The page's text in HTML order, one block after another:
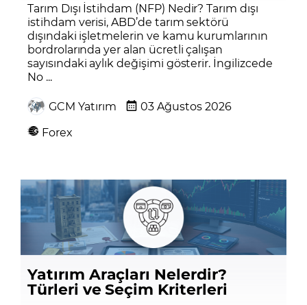
Tarım Dışı İstihdam (NFP) Nedir? Tarım dışı
istihdam verisi, ABD’de tarım sektörü
dışındaki işletmelerin ve kamu kurumlarının
bordrolarında yer alan ücretli çalışan
sayısındaki aylık değişimi gösterir. İngilizcede
No ...
GCM Yatırım
03 Ağustos 2026
Forex
Yatırım Araçları Nelerdir?
Türleri ve Seçim Kriterleri